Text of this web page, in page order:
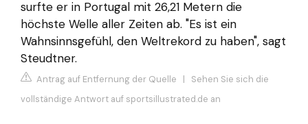
surfte er in Portugal mit 26,21 Metern die
höchste Welle aller Zeiten ab. "Es ist ein
Wahnsinnsgefühl, den Weltrekord zu haben", sagt
Steudtner.
Antrag auf Entfernung der Quelle | Sehen Sie sich die
vollständige Antwort auf sportsillustrated.de an